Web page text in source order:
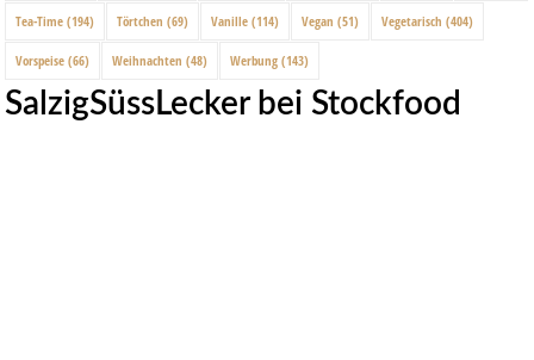
Tea-Time (194) Törtchen (69) Vanille (114) Vegan (51) Vegetarisch (404)
Vorspeise (66) Weihnachten (48) Werbung (143)
SalzigSüssLecker bei Stockfood